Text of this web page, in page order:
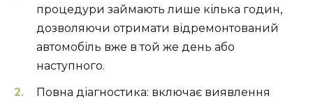
процедури займають лише кілька годин,
дозволяючи отримати відремонтований
автомобіль вже в той же день або
наступного.
Повна діагностика: включає виявлення